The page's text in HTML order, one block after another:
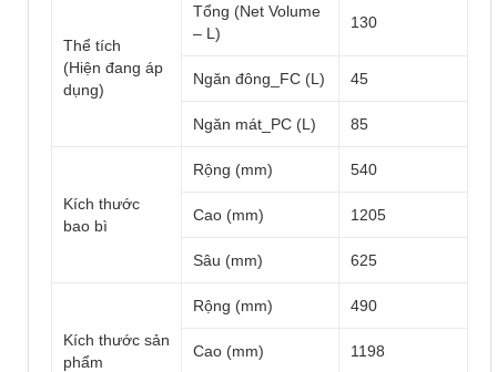
Thể tích
(Hiện đang áp
dụng)
Tổng (Net Volume
– L)
130
Ngăn đông_FC (L) 45
Ngăn mát_PC (L) 85
Kích thước
bao bì
Rộng (mm) 540
Cao (mm) 1205
Sâu (mm) 625
Kích thước sản
phẩm
Rộng (mm) 490
Cao (mm) 1198